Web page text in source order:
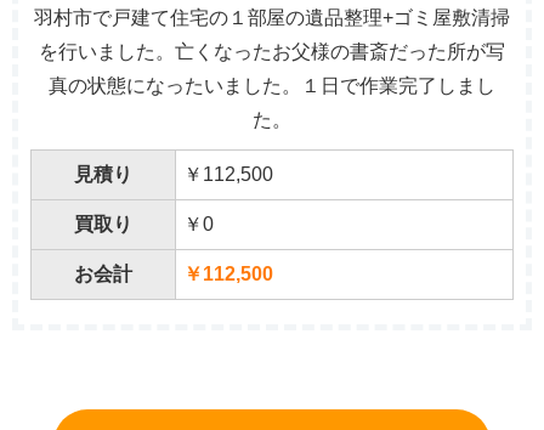
羽村市で戸建て住宅の１部屋の遺品整理+ゴミ屋敷清掃
を行いました。亡くなったお父様の書斎だった所が写
真の状態になったいました。１日で作業完了しまし
た。
見積り ￥112,500
買取り ￥0
お会計 ￥112,500